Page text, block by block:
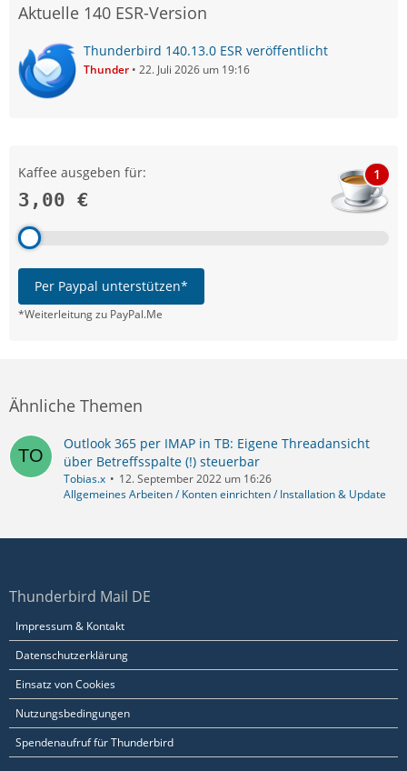
Aktuelle 140 ESR-Version
Thunderbird 140.13.0 ESR veröffentlicht
Thunder 22. Juli 2026 um 19:16
Kaffee ausgeben für:
3,00 €
1
Per Paypal unterstützen*
*Weiterleitung zu PayPal.Me
Ähnliche Themen
Outlook 365 per IMAP in TB: Eigene Threadansicht
über Betreffsspalte (!) steuerbar
Tobias.x
12. September 2022 um 16:26
Allgemeines Arbeiten / Konten einrichten / Installation & Update
Thunderbird Mail DE
Impressum & Kontakt
Datenschutzerklärung
Einsatz von Cookies
Nutzungsbedingungen
Spendenaufruf für Thunderbird